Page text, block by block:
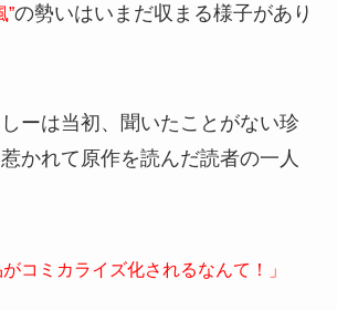
”の勢いはいまだ収まる様子があり
ーは当初、聞いたことがない珍
かれて原作を読んだ読者の一人
がコミカライズ化されるなんて！」